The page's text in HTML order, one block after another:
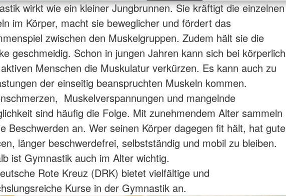
wirkt wie ein kleiner Jungbrunnen. Sie kräftigt die einzelnen
im Körper, macht sie beweglicher und fördert das
zwischen den Muskelgruppen. Zudem hält sie die
geschmeidig. Schon in jungen Jahren kann sich bei körperlich
Menschen die Muskulatur verkürzen. Es kann auch zu
der einseitig beanspruchten Muskeln kommen.
Muskelverspannungen und mangelnde
sind häufig die Folge. Mit zunehmendem Alter sammeln
Beschwerden an. Wer seinen Körper dagegen fit hält, hat gute
länger beschwerdefrei, selbstständig und mobil zu bleiben.
ist Gymnastik auch im Alter wichtig.
Rote Kreuz (DRK) bietet vielfältige und
Kurse in der Gymnastik an.